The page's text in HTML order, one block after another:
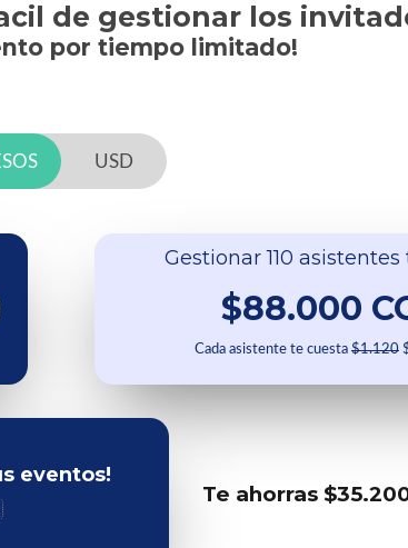
de gestionar los
por tiempo limitado!
USD
Gestionar 110 asistentes
$88.000
Cada asistente te cuesta $1.120
eventos!
Te ahorras